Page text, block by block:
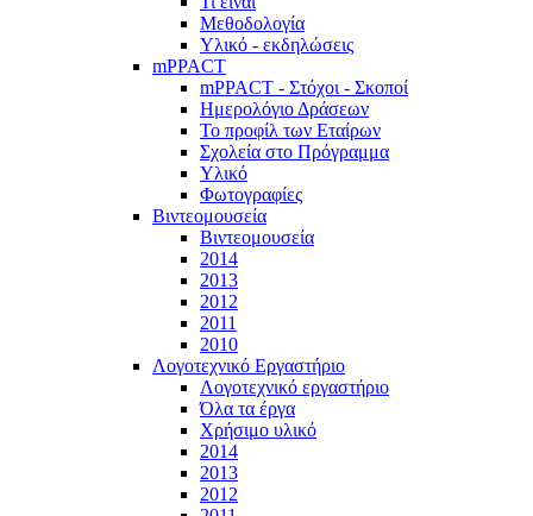
Μεθοδολογία
Υλικό - εκδηλώσεις
mPPACT
mPPACT - Στόχοι - Σκοποί
Ημερολόγιο Δράσεων
Το προφίλ των Εταίρων
Σχολεία στο Πρόγραμμα
Υλικό
Φωτογραφίες
Βιντεομουσεία
Βιντεομουσεία
2014
2013
2012
2011
2010
Λογοτεχνικό Εργαστήριο
Λογοτεχνικό εργαστήριο
Όλα τα έργα
Χρήσιμο υλικό
2014
2013
2012